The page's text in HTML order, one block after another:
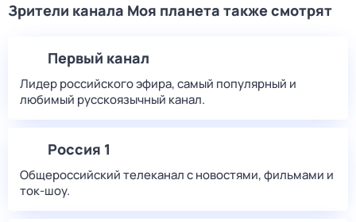
Зрители канала Моя планета также смотрят
Первый канал
Лидер российского эфира, самый популярный и
любимый русскоязычный канал.
Россия 1
Общероссийский телеканал с новостями, фильмами и
ток-шоу.